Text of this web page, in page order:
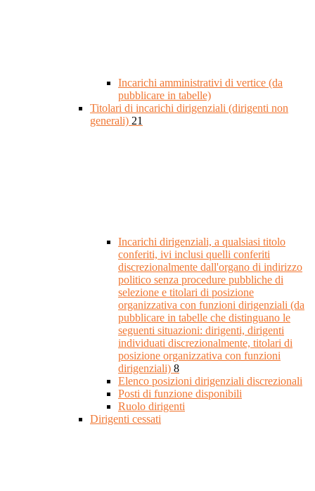
Incarichi amministrativi di vertice (da
pubblicare in tabelle)
Titolari di incarichi dirigenziali (dirigenti non
generali) 21
Incarichi dirigenziali, a qualsiasi titolo
conferiti, ivi inclusi quelli conferiti
discrezionalmente dall'organo di indirizzo
politico senza procedure pubbliche di
selezione e titolari di posizione
organizzativa con funzioni dirigenziali (da
pubblicare in tabelle che distinguano le
seguenti situazioni: dirigenti, dirigenti
individuati discrezionalmente, titolari di
posizione organizzativa con funzioni
dirigenziali) 8
Elenco posizioni dirigenziali discrezionali
Posti di funzione disponibili
Ruolo dirigenti
Dirigenti cessati